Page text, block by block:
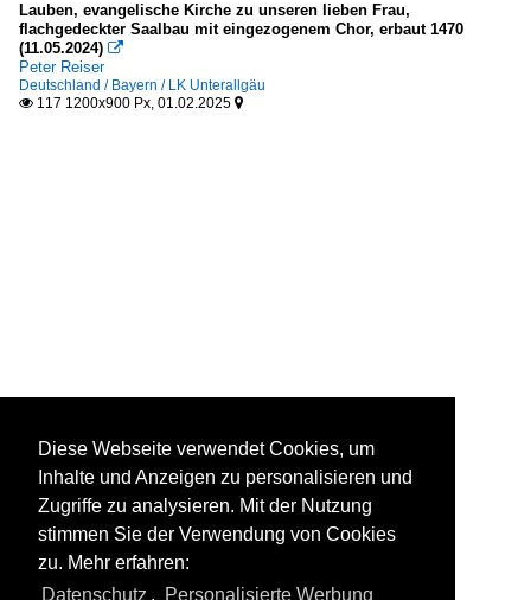
Lauben, evangelische Kirche zu unseren lieben Frau,
flachgedeckter Saalbau mit eingezogenem Chor, erbaut 1470
(11.05.2024) 
Peter Reiser
Deutschland / Bayern / LK Unterallgäu
 117 1200x900 Px, 01.02.2025 
Diese Webseite verwendet Cookies, um
Inhalte und Anzeigen zu personalisieren und
Zugriffe zu analysieren. Mit der Nutzung
stimmen Sie der Verwendung von Cookies
zu. Mehr erfahren:
Datenschutz , Personalisierte Werbung